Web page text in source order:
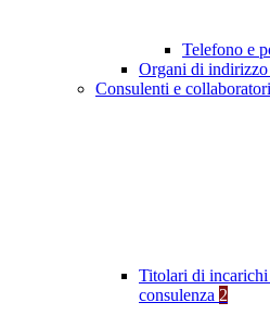
Telefono e
Organi di
Consulenti e collaboratori
Titolari di
consulenza 2